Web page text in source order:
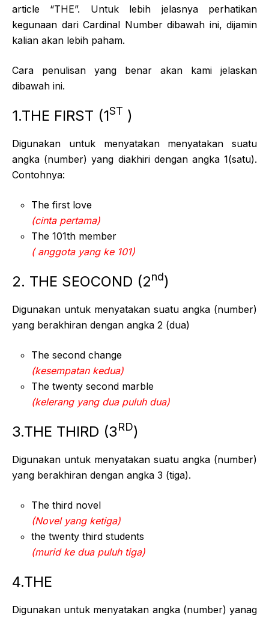
article “THE”. Untuk lebih jelasnya perhatikan
kegunaan dari Cardinal Number dibawah ini, dijamin
kalian akan lebih paham.
Cara penulisan yang benar akan kami jelaskan
dibawah ini.
1.THE FIRST (1ST )
Digunakan untuk menyatakan menyatakan suatu
angka (number) yang diakhiri dengan angka 1(satu).
Contohnya:
The first love
(cinta pertama)
The 101th member
( anggota yang ke 101)
2. THE SEOCOND (2nd)
Digunakan untuk menyatakan suatu angka (number)
yang berakhiran dengan angka 2 (dua)
The second change
(kesempatan kedua)
The twenty second marble
(kelerang yang dua puluh dua)
3.THE THIRD (3RD)
Digunakan untuk menyatakan suatu angka (number)
yang berakhiran dengan angka 3 (tiga).
The third novel
(Novel yang ketiga)
the twenty third students
(murid ke dua puluh tiga)
4.THE
Digunakan untuk menyatakan angka (number) yanag